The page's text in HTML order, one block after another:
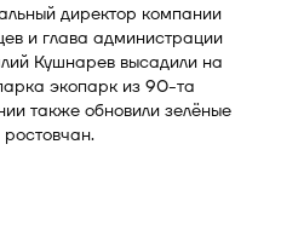
директор компании
и глава администрации
Кушнарев высадили на
экопарк из 90-та
также обновили зелёные